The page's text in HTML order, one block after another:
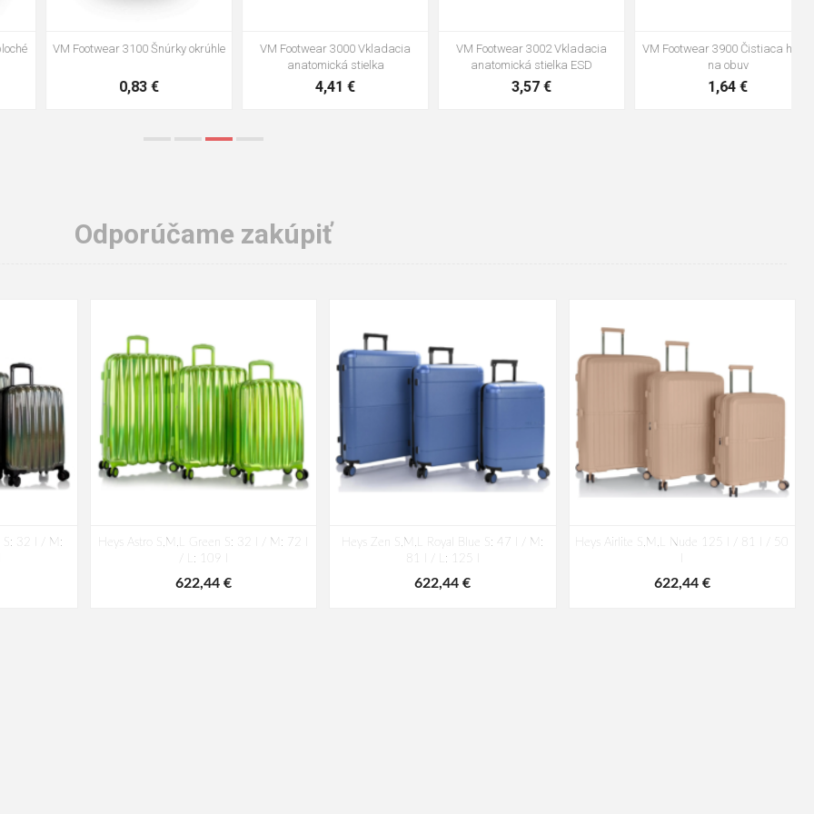
VM Footwear 3002 Vkladacia
3,57 €
VM Footwear 3900 Čistiaca huba
na obuv
1,64 €
VM Footwear 3600 Impregnace
water stop
10,04 €
Vložka Bennon ABSORBA XTR
4,16 €
Odporúčame zakúpiť
S: 32 l / M:
Heys Astro S,M,L Green S: 32 l / M: 72 l
/ L: 109 l
622,44 €
Heys Zen S,M,L Royal Blue S: 47 l / M:
81 l / L: 125 l
622,44 €
Heys Airlite S,M,L Nude 125 l / 81 l / 50
622,44 €